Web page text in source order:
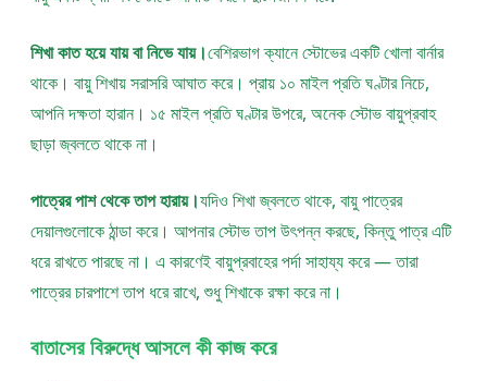
শিখা কাত হয়ে যায় বা নিভে যায়।বেশিরভাগ ক্যানে স্টোভের একটি খোলা বার্নার
থাকে। বায়ু শিখায় সরাসরি আঘাত করে। প্রায় ১০ মাইল প্রতি ঘণ্টার নিচে,
আপনি দক্ষতা হারান। ১৫ মাইল প্রতি ঘণ্টার উপরে, অনেক স্টোভ বায়ুপ্রবাহ
ছাড়া জ্বলতে থাকে না।
পাত্রের পাশ থেকে তাপ হারায়।যদিও শিখা জ্বলতে থাকে, বায়ু পাত্রের
দেয়ালগুলোকে ঠান্ডা করে। আপনার স্টোভ তাপ উৎপন্ন করছে, কিন্তু পাত্র এটি
ধরে রাখতে পারছে না। এ কারণেই বায়ুপ্রবাহের পর্দা সাহায্য করে — তারা
পাত্রের চারপাশে তাপ ধরে রাখে, শুধু শিখাকে রক্ষা করে না।
বাতাসের বিরুদ্ধে আসলে কী কাজ করে